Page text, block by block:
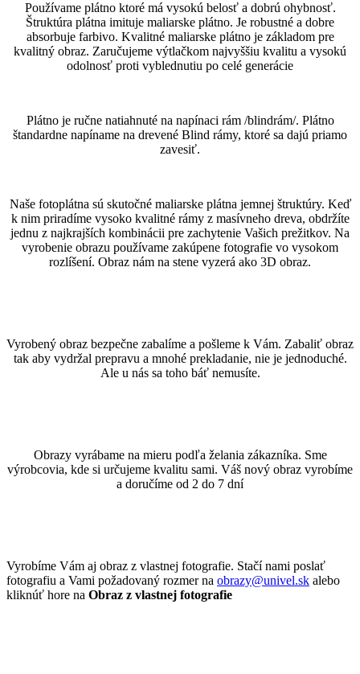
Používame plátno ktoré má vysokú belosť a dobrú ohybnosť.
Štruktúra plátna imituje maliarske plátno. Je robustné a dobre
absorbuje farbivo. Kvalitné maliarske plátno je základom pre
kvalitný obraz. Zaručujeme výtlačkom najvyššiu kvalitu a vysokú
odolnosť proti vyblednutiu po celé generácie
Plátno je ručne natiahnuté na napínaci rám /blindrám/. Plátno
štandardne napíname na drevené Blind rámy, ktoré sa dajú priamo
zavesiť.
Naše fotoplátna sú skutočné maliarske plátna jemnej štruktúry. Keď
k nim priradíme vysoko kvalitné rámy z masívneho dreva, obdržíte
jednu z najkrajších kombinácii pre zachytenie Vašich prežitkov. Na
vyrobenie obrazu používame zakúpene fotografie vo vysokom
rozlíšení. Obraz nám na stene vyzerá ako 3D obraz.
Vyrobený obraz bezpečne zabalíme a pošleme k Vám. Zabaliť obraz
tak aby vydržal prepravu a mnohé prekladanie, nie je jednoduché.
Ale u nás sa toho báť nemusíte.
Obrazy vyrábame na mieru podľa želania zákazníka. Sme
výrobcovia, kde si určujeme kvalitu sami. Váš nový obraz vyrobíme
a doručíme od 2 do 7 dní
Vyrobíme Vám aj obraz z vlastnej fotografie. Stačí nami poslať
fotografiu a Vami požadovaný rozmer na obrazy@univel.sk alebo
kliknúť hore na Obraz z vlastnej fotografie